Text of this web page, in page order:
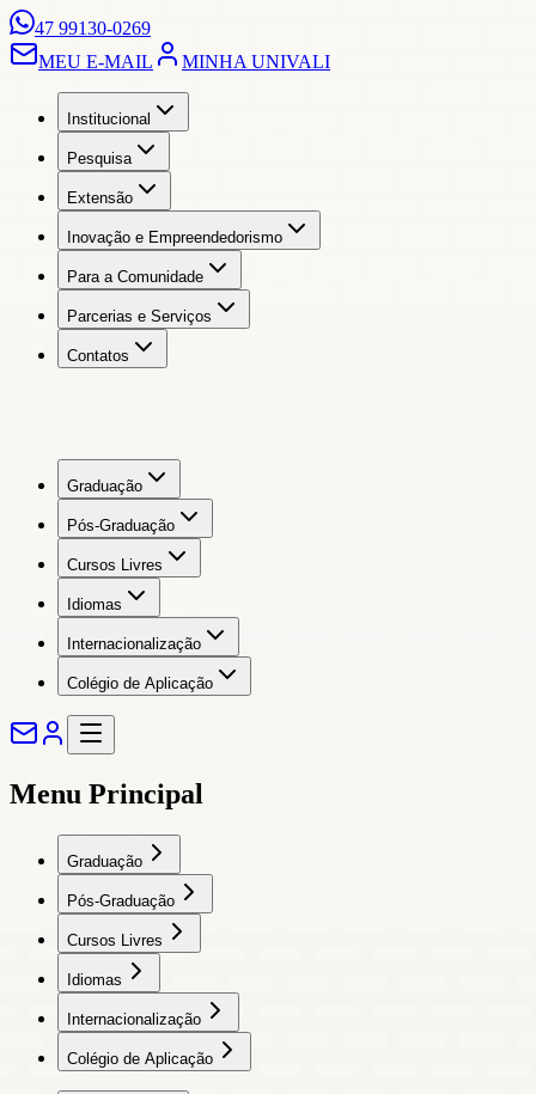
47 99130-0269
MEU E-MAIL
MINHA UNIVALI
Institucional
Pesquisa
Extensão
Inovação e Empreendedorismo
Para a Comunidade
Parcerias e Serviços
Contatos
Graduação
Pós-Graduação
Cursos Livres
Idiomas
Internacionalização
Colégio de Aplicação
Menu Principal
Graduação
Pós-Graduação
Cursos Livres
Idiomas
Internacionalização
Colégio de Aplicação